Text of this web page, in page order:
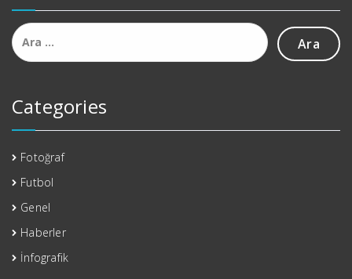
Arama:
Categories
Fotoğraf
Futbol
Genel
Haberler
İnfografik